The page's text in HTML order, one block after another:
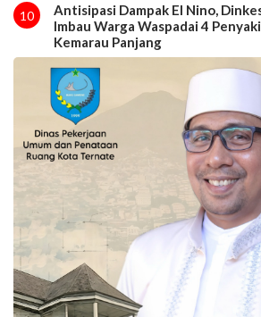
10
Antisipasi Dampak El Nino,
Imbau Warga Waspadai 4
Kemarau Panjang